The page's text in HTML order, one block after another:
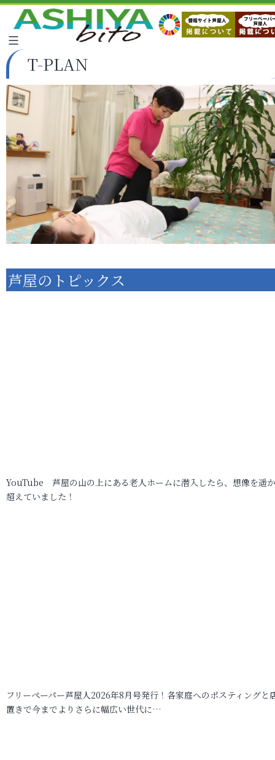
T-PLAN
芦屋のトピックス
YouTube 芦屋の山の上にある老人ホームに潜入したら、想像を遥
超えていました！
フリーペーパー芦屋人2026年8月号発行！各家庭へのポスティングと
置きで今までよりさらに幅広い世代に…